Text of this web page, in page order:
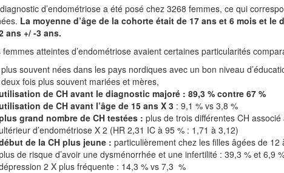
d’endométriose a été posé chez 3268 femmes, ce qui
La moyenne d’âge de la cohorte était de 17 ans et 6 mois et le
ans +/ -3 ans.
femmes atteintes d’endométriose avaient certaines particularités
plus souvent nées dans les pays nordiques avec un bon niveau
deux fois plus souvent mariées et mères,
de CH avant le diagnostic majoré : 89,3 % contre 67 %
de CH avant l’âge de 15 ans X 3: 9,1 % vs 3,8 %
grand nombre de CH testées : plus de trois différentes CH
ultérieur d’endométriose X 2 (HR 2,31 IC à 95 % : 1,71 à 3,12)
de la CH plus jeune : particulièrement chez les filles âgées de
de risque d’avoir une dysménorrhée et une infertilité : 39,3 % et 6,9
2 X plus fréquente : 14,3 % vs 7,3 %